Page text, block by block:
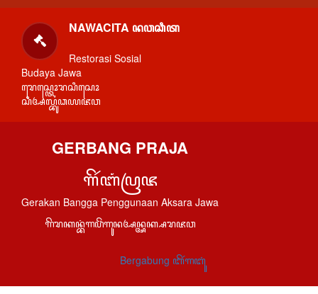
NAWACITA ꦤꦮꦕꦶꦠ
Restorasi Sosial
Budaya Jawa
ꦫꦺꦱ꧀ꦠꦺꦴꦫꦱꦶꦱꦺꦴ
ꦱꦶꦄꦭ꧀ꦧꦸꦣꦪꦗꦮ
GERBANG PRAJA
ꦒꦼꦂꦧꦁꦥꦿꦗ
Gerakan Bangga Penggunaan Aksara Jawa
ꦒꦼꦫꦏꦤ꧀ꦧꦁꦒꦥꦼꦁꦒꦸꦤꦄꦤ꧀ꦄꦏ꧀ꦱꦫꦗꦮ
Bergabung ꦧꦼꦂꦒꦧꦸꦁ